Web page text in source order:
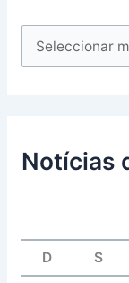
Notícias
D S